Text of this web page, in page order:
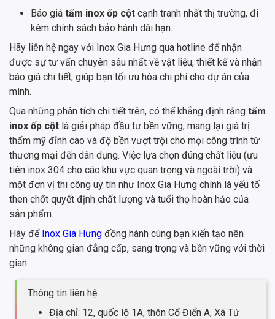
Báo giá tấm inox ốp cột cạnh tranh nhất thị trường, đi
kèm chính sách bảo hành dài hạn.
Hãy liên hệ ngay với Inox Gia Hưng qua hotline để nhận
được sự tư vấn chuyên sâu nhất về vật liệu, thiết kế và nhận
báo giá chi tiết, giúp bạn tối ưu hóa chi phí cho dự án của
mình.
Qua những phân tích chi tiết trên, có thể khẳng định rằng tấm
inox ốp cột là giải pháp đầu tư bền vững, mang lại giá trị
thẩm mỹ đỉnh cao và độ bền vượt trội cho mọi công trình từ
thương mại đến dân dụng. Việc lựa chọn đúng chất liệu (ưu
tiên inox 304 cho các khu vực quan trọng và ngoài trời) và
một đơn vị thi công uy tín như Inox Gia Hưng chính là yếu tố
then chốt quyết định chất lượng và tuổi thọ hoàn hảo của
sản phẩm.
Hãy để Inox Gia Hưng đồng hành cùng bạn kiến tạo nên
những không gian đẳng cấp, sang trọng và bền vững với thời
gian.
Thông tin liên hệ:
Địa chỉ: 12, quốc lộ 1A, thôn Cổ Điển A, Xã Tứ